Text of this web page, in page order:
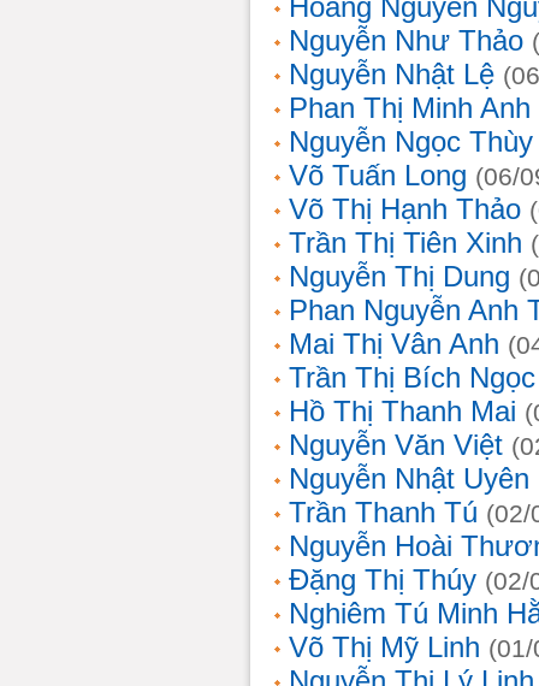
Hoàng Nguyễn
Nguyễn Như Thảo
Nguyễn Nhật Lệ
Phan Thị Minh Anh
Nguyễn Ngọc
Võ Tuấn Long (06/
Võ Thị Hạnh Thảo
Trần Thị Tiên Xinh
Nguyễn Thị Dung
Phan Nguyễn Anh
Mai Thị Vân Anh
Trần Thị Bích Ngọc
Hồ Thị Thanh Mai
Nguyễn Văn Việt
Nguyễn Nhật Uyên
Trần Thanh Tú (02/
Nguyễn Hoài
Đặng Thị Thúy (02/
Nghiêm Tú Minh
Võ Thị Mỹ Linh